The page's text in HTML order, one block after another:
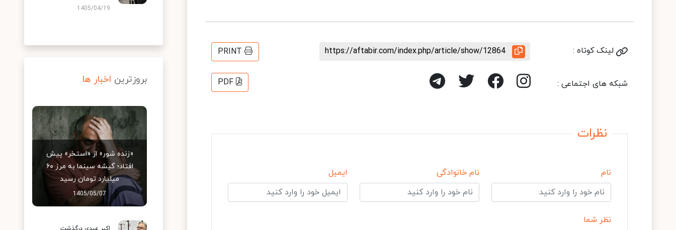
لینک کوتاه : https://aftabir.com/index.php/article/show/12864
PRINT
شبکه های اجتماعی : PDF
نظرات
نام نام خانوادگی ایمیل
نظر شما
1405/04/19
بروزترین اخبار ها
«زنده شور» از «استخر» پیش
افتاد؛ گیشه سینما به مرز ۶۰
میلیارد تومان رسید
1405/05/07